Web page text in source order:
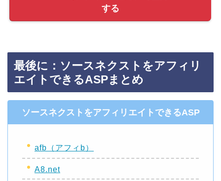
する
最後に：ソースネクストをアフィリ
エイトできるASPまとめ
ソースネクストをアフィリエイトできるASP
afb（アフィb）
A8.net